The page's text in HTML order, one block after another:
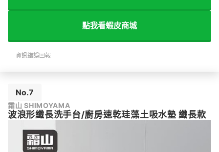
點我看蝦皮商城
資訊錯誤回報
No.7
霜山 SHIMOYAMA
波浪形纖長洗手台/廚房速乾珪藻土吸水墊 纖長款